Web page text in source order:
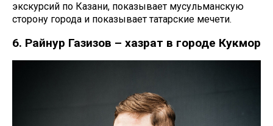
экскурсий по Казани, показывает мусульманскую
сторону города и показывает татарские мечети.
6. Райнур Газизов – хазрат в городе Кукмор